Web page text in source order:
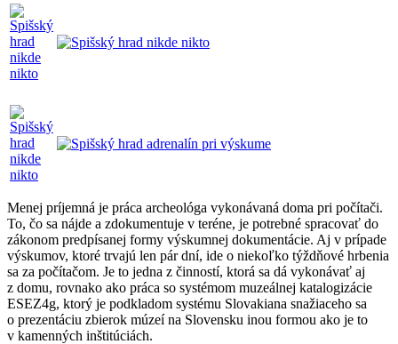
Menej príjemná je práca archeológa vykonávaná doma pri počítači.
To, čo sa nájde a zdokumentuje v teréne, je potrebné spracovať do
zákonom predpísanej formy výskumnej dokumentácie. Aj v prípade
výskumov, ktoré trvajú len pár dní, ide o niekoľko týždňové hrbenia
sa za počítačom. Je to jedna z činností, ktorá sa dá vykonávať aj
z domu, rovnako ako práca so systémom muzeálnej katalogizácie
ESEZ4g, ktorý je podkladom systému Slovakiana snažiaceho sa
o prezentáciu zbierok múzeí na Slovensku inou formou ako je to
v kamenných inštitúciách.